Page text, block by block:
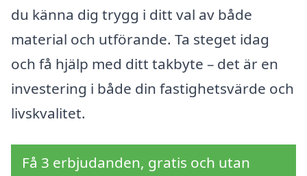
du känna dig trygg i ditt val av både
material och utförande. Ta steget idag
och få hjälp med ditt takbyte – det är en
investering i både din fastighetsvärde och
livskvalitet.
Få 3 erbjudanden, gratis och utan